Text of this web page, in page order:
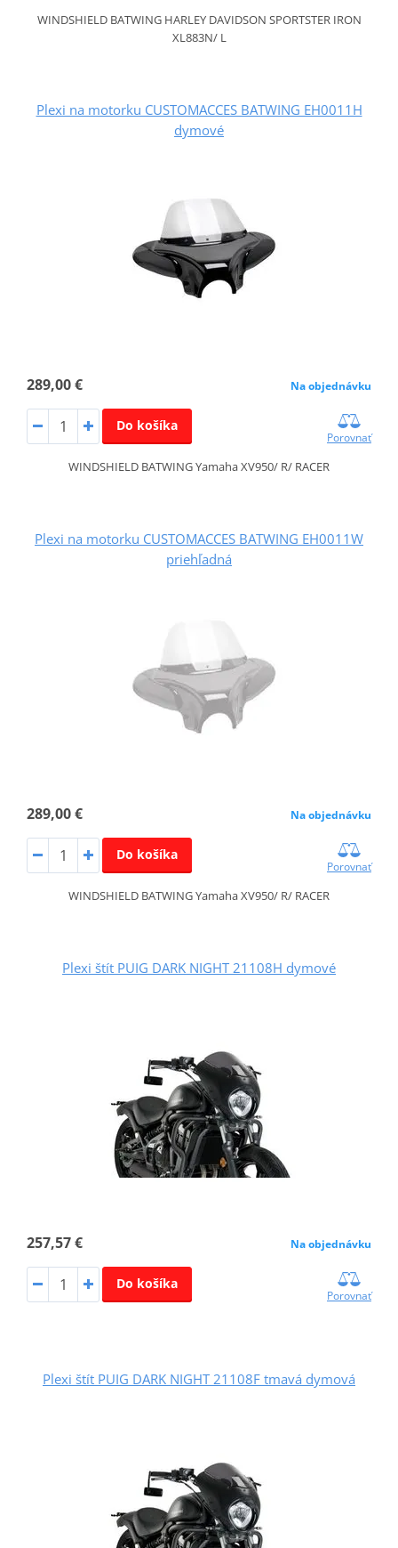
WINDSHIELD BATWING HARLEY DAVIDSON SPORTSTER IRON
XL883N/ L
Plexi na motorku CUSTOMACCES BATWING EH0011H
dymové
289,00 € Na objednávku
Do košíka
Porovnať
WINDSHIELD BATWING Yamaha XV950/ R/ RACER
Plexi na motorku CUSTOMACCES BATWING EH0011W
priehľadná
289,00 € Na objednávku
Do košíka
Porovnať
WINDSHIELD BATWING Yamaha XV950/ R/ RACER
Plexi štít PUIG DARK NIGHT 21108H dymové
257,57 € Na objednávku
Do košíka
Porovnať
Plexi štít PUIG DARK NIGHT 21108F tmavá dymová